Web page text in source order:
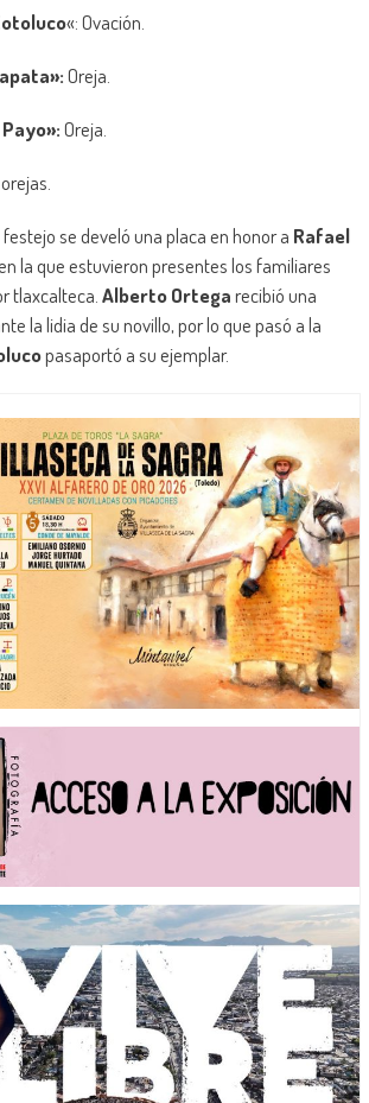
«: Ovación.
Oreja.
Oreja.
se develó una placa en honor a Rafael
la que estuvieron presentes los familiares
tlaxcalteca. Alberto Ortegarecibió una
la lidia de su novillo, por lo que pasó a la
pasaportó a su ejemplar.